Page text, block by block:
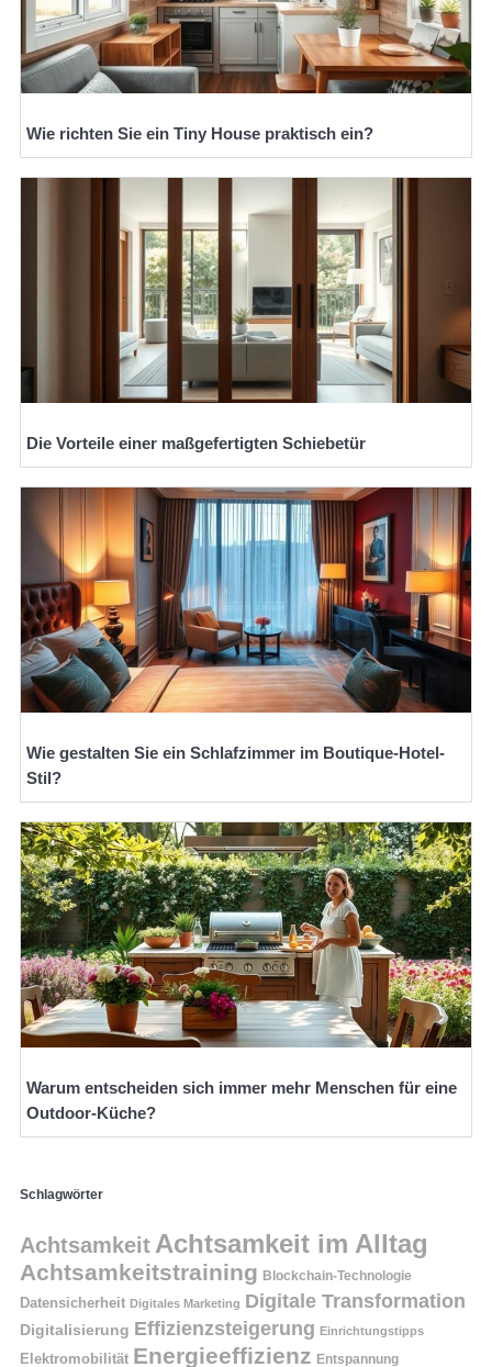
Wie richten Sie ein Tiny House praktisch ein?
Die Vorteile einer maßgefertigten Schiebetür
Wie gestalten Sie ein Schlafzimmer im Boutique-Hotel-
Stil?
Warum entscheiden sich immer mehr Menschen für eine
Outdoor-Küche?
Schlagwörter
Achtsamkeit Achtsamkeit im Alltag
Achtsamkeitstraining Blockchain-Technologie
Datensicherheit Digitales Marketing Digitale Transformation
Digitalisierung Effizienzsteigerung Einrichtungstipps
Elektromobilität Energieeffizienz Entspannung